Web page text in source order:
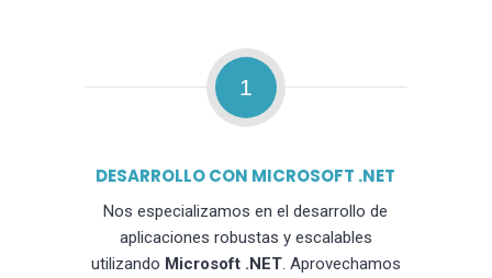
1
DESARROLLO CON MICROSOFT .NET
Nos especializamos en el desarrollo de
aplicaciones robustas y escalables
utilizando Microsoft .NET. Aprovechamos